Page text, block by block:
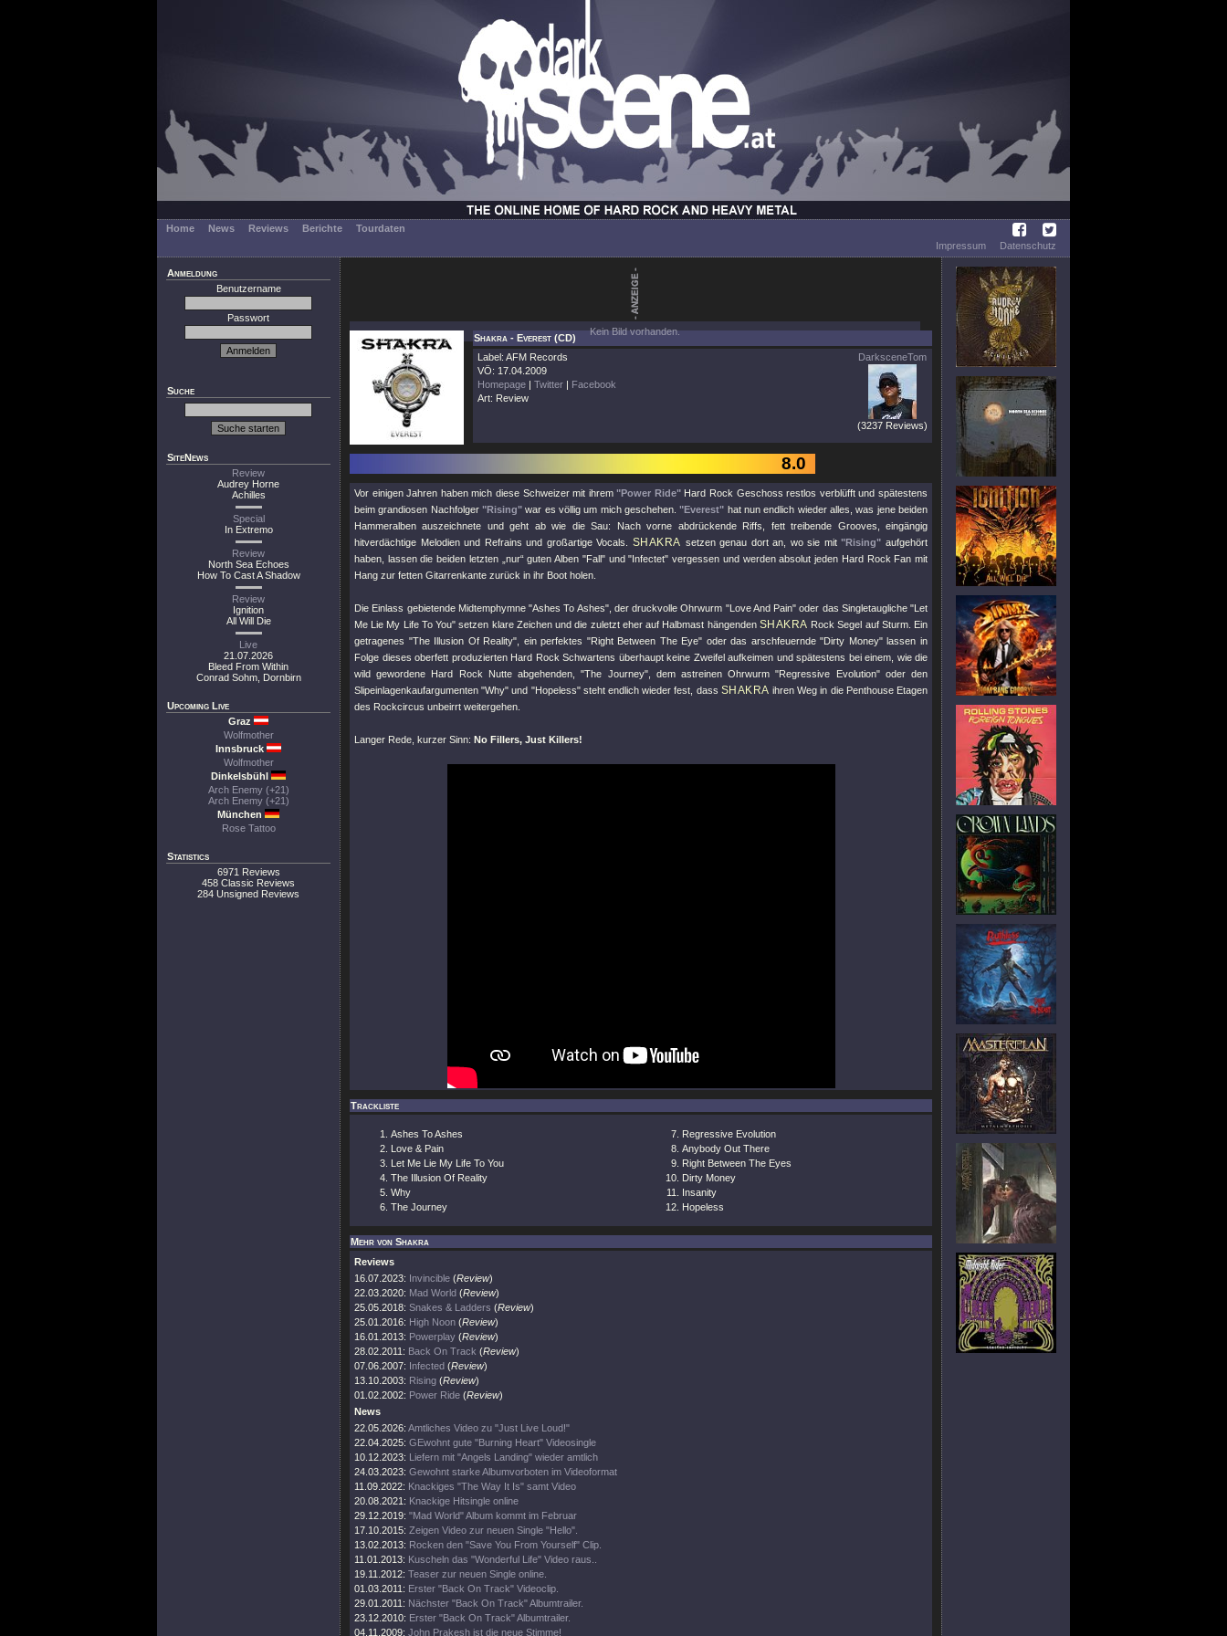
Home News Reviews Berichte
Tourdaten
Impressum
Datenschutz
Anmeldung
Benutzername
Passwort
Suche
SiteNews
Review
Audrey Horne
Achilles
Special
In Extremo
Review
North Sea Echoes
How To Cast A Shadow
Review
Ignition
All Will Die
Live
21.07.2026
Bleed From Within
Conrad Sohm, Dornbirn
Upcoming Live
Graz
Wolfmother
Innsbruck
Wolfmother
Dinkelsbühl
Arch Enemy (+21)
Arch Enemy (+21)
München
Rose Tattoo
Statistics
6971 Reviews
458 Classic Reviews
284 Unsigned Reviews
Kein Bild vorhanden.
Shakra - Everest (CD)
Label: AFM Records
VÖ: 17.04.2009
Homepage | Twitter | Facebook
Art: Review
DarksceneTom
(3237 Reviews)
8.0
Vor einigen Jahren haben mich diese Schweizer mit ihrem"Power Ride"Hard Rock Geschoss restlos verblüfft und spätestens
beim grandiosen Nachfolger "Rising" war es völlig um mich geschehen."Everest" hat nun endlich wieder alles, was jene beiden
Hammeralben auszeichnete und geht ab wie die Sau: Nach vorne abdrückende Riffs, fett treibende Grooves, eingängig
hitverdächtige Melodien und Refrains und großartige Vocals. SHAKRA setzen genau dort an, wo sie mit"Rising" aufgehört
haben, lassen die beiden letzten „nur“ guten Alben "Fall"und"Infectet" vergessen und werden absolut jeden Hard Rock Fan mit
Hang zur fetten Gitarrenkante zurück in ihr Boot holen.
Die Einlass gebietende Midtemphymne "Ashes To Ashes", der druckvolle Ohrwurm "Love And Pain" oder das Singletaugliche "Let
Me Lie My Life To You" setzen klare Zeichen und die zuletzt eher auf Halbmast hängenden SHAKRA Rock Segel auf Sturm. Ein
getragenes "The Illusion Of Reality" , ein perfektes "Right Between The Eye" oder das arschfeuernde"Dirty Money"lassen in
Folge dieses oberfett produzierten Hard Rock Schwartens überhaupt keine Zweifel aufkeimen und spätestens bei einem, wie die
wild gewordene Hard Rock Nutte abgehenden,"The Journey", dem astreinen Ohrwurm"Regressive Evolution"oder den
Slipeinlagenkaufargumenten"Why" und "Hopeless"steht endlich wieder fest, dass SHAKRA ihren Weg in die Penthouse Etagen
des Rockcircus unbeirrt weitergehen.
Langer Rede, kurzer Sinn: No Fillers, Just Killers!
Trackliste
Ashes To Ashes
Love & Pain
Let Me Lie My Life To You
The Illusion Of Reality
Why
The Journey
Regressive Evolution
Anybody Out There
Right Between The Eyes
Dirty Money
Insanity
Hopeless
Mehr von Shakra
Reviews
16.07.2023: Invincible (Review)
22.03.2020: Mad World (Review)
25.05.2018: Snakes & Ladders (Review)
25.01.2016: High Noon (Review)
16.01.2013: Powerplay (Review)
28.02.2011: Back On Track (Review)
07.06.2007: Infected (Review)
13.10.2003: Rising (Review)
01.02.2002: Power Ride (Review)
News
22.05.2026: Amtliches Video zu "Just Live Loud!"
22.04.2025: GEwohnt gute "Burning Heart" Videosingle
10.12.2023: Liefern mit "Angels Landing" wieder amtlich
24.03.2023: Gewohnt starke Albumvorboten im Videoformat
11.09.2022: Knackiges "The Way It Is" samt Video
20.08.2021: Knackige Hitsingle online
29.12.2019: "Mad World" Album kommt im Februar
17.10.2015: Zeigen Video zur neuen Single "Hello".
13.02.2013: Rocken den "Save You From Yourself" Clip.
11.01.2013: Kuscheln das "Wonderful Life" Video raus..
19.11.2012: Teaser zur neuen Single online.
01.03.2011: Erster "Back On Track" Videoclip.
29.01.2011: Nächster "Back On Track" Albumtrailer.
23.12.2010: Erster "Back On Track" Albumtrailer.
04.11.2009: John Prakesh ist die neue Stimme!